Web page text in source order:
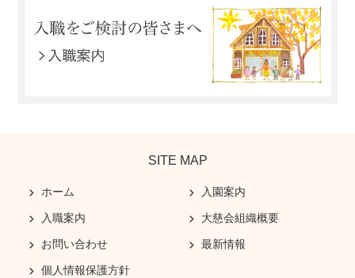
SITE MAP
ホーム 入園案内
入職案内 大慈会組織概要
お問い合わせ 最新情報
個人情報保護方針